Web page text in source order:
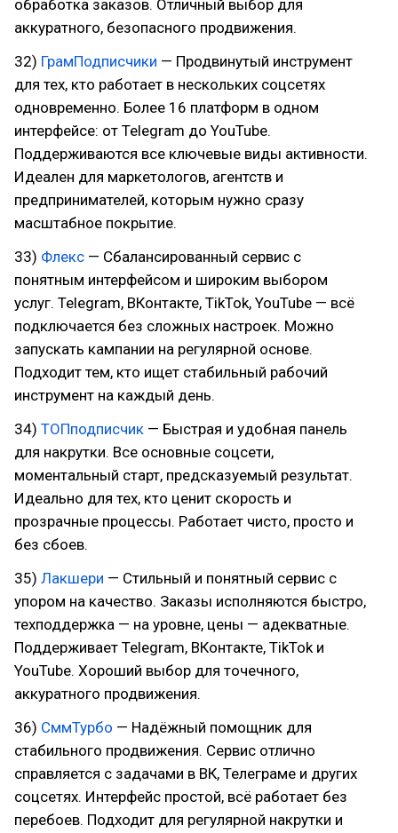
обработка заказов. Отличный выбор для
аккуратного, безопасного продвижения.
32) ГрамПодписчики — Продвинутый инструмент
для тех, кто работает в нескольких соцсетях
одновременно. Более 16 платформ в одном
интерфейсе: от Telegram до YouTube.
Поддерживаются все ключевые виды активности.
Идеален для маркетологов, агентств и
предпринимателей, которым нужно сразу
масштабное покрытие.
33) Флекс — Сбалансированный сервис с
понятным интерфейсом и широким выбором
услуг. Telegram, ВКонтакте, TikTok, YouTube — всё
подключается без сложных настроек. Можно
запускать кампании на регулярной основе.
Подходит тем, кто ищет стабильный рабочий
инструмент на каждый день.
34) ТОПподписчик — Быстрая и удобная панель
для накрутки. Все основные соцсети,
моментальный старт, предсказуемый результат.
Идеально для тех, кто ценит скорость и
прозрачные процессы. Работает чисто, просто и
без сбоев.
35) Лакшери — Стильный и понятный сервис с
упором на качество. Заказы исполняются быстро,
техподдержка — на уровне, цены — адекватные.
Поддерживает Telegram, ВКонтакте, TikTok и
YouTube. Хороший выбор для точечного,
аккуратного продвижения.
36) СммТурбо — Надёжный помощник для
стабильного продвижения. Сервис отлично
справляется с задачами в ВК, Телеграме и других
соцсетях. Интерфейс простой, всё работает без
перебоев. Подходит для регулярной накрутки и